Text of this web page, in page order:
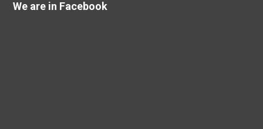
We are in Facebook